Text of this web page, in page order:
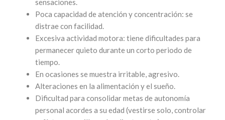
sensaciones.
Poca capacidad de atención y concentración: se
distrae con facilidad.
Excesiva actividad motora: tiene dificultades para
permanecer quieto durante un corto periodo de
tiempo.
En ocasiones se muestra irritable, agresivo.
Alteraciones en la alimentación y el sueño.
Dificultad para consolidar metas de autonomía
personal acordes a su edad (vestirse solo, controlar